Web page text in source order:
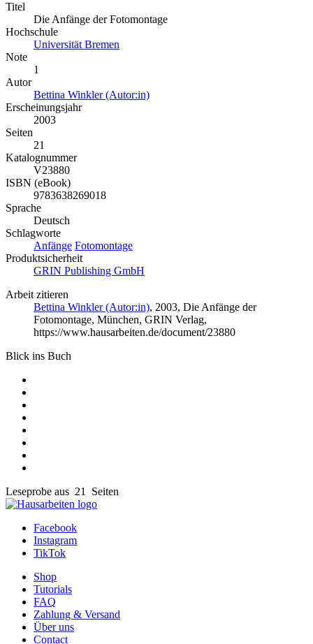
Titel
Die Anfänge der Fotomontage
Hochschule
Universität Bremen
Note
1
Autor
Bettina Winkler (Autor:in)
Erscheinungsjahr
2003
Seiten
21
Katalognummer
V23880
ISBN (eBook)
9783638269018
Sprache
Deutsch
Schlagworte
Anfänge Fotomontage
Produktsicherheit
GRIN Publishing GmbH
Arbeit zitieren
Bettina Winkler (Autor:in), 2003, Die Anfänge der
Fotomontage, München, GRIN Verlag,
https://www.hausarbeiten.de/document/23880
Blick ins Buch
Leseprobe aus 21 Seiten
Facebook
Instagram
TikTok
Shop
Tutorials
FAQ
Zahlung & Versand
Über uns
Contact